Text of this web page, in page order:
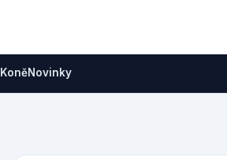
KoněNovinky